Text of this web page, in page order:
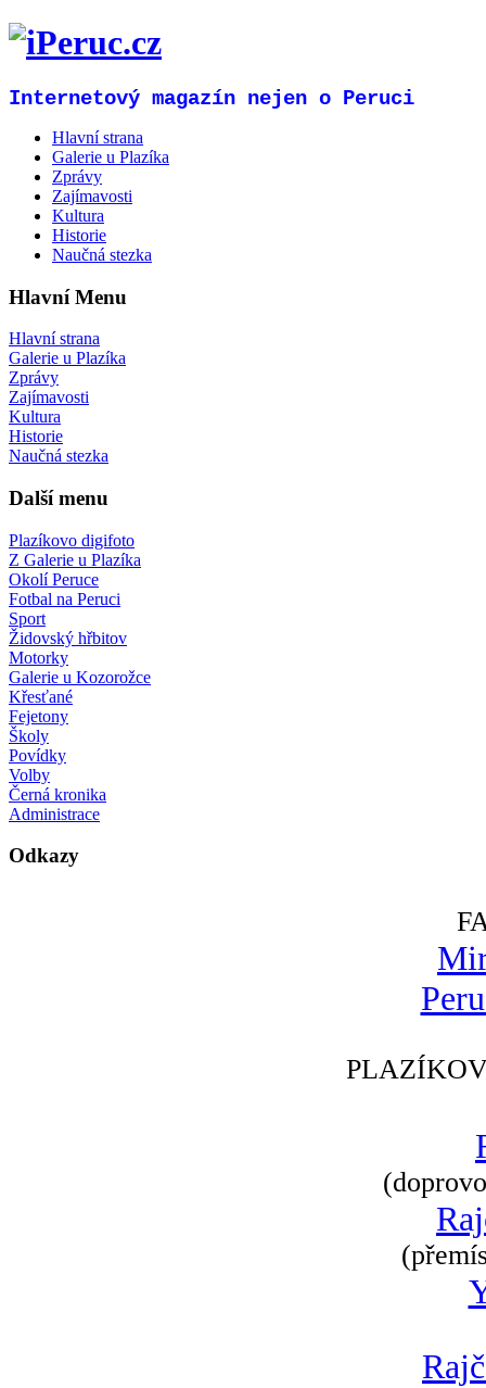
Internetový magazín nejen o Peruci
Hlavní strana
Galerie u Plazíka
Zprávy
Zajímavosti
Kultura
Historie
Naučná stezka
Hlavní Menu
Hlavní strana
Galerie u Plazíka
Zprávy
Zajímavosti
Kultura
Historie
Naučná stezka
Další menu
Plazíkovo digifoto
Z Galerie u Plazíka
Okolí Peruce
Fotbal na Peruci
Sport
Židovský hřbitov
Motorky
Galerie u Kozorožce
Křesťané
Fejetony
Školy
Povídky
Volby
Černá kronika
Administrace
Odkazy